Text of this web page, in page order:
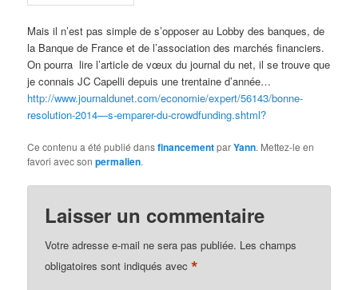
Mais il n’est pas simple de s’opposer au Lobby des banques, de
la Banque de France et de l’association des marchés financiers.
On pourra lire l’article de vœux du journal du net, il se trouve que
je connais JC Capelli depuis une trentaine d’année…
http://www.journaldunet.com/economie/expert/56143/bonne-
resolution-2014—s-emparer-du-crowdfunding.shtml?
Ce contenu a été publié dansfinancementparYann. Mettez-le en
favori avec sonpermalien.
Laisser un commentaire
Votre adresse e-mail ne sera pas publiée. Les champs
obligatoires sont indiqués avec*